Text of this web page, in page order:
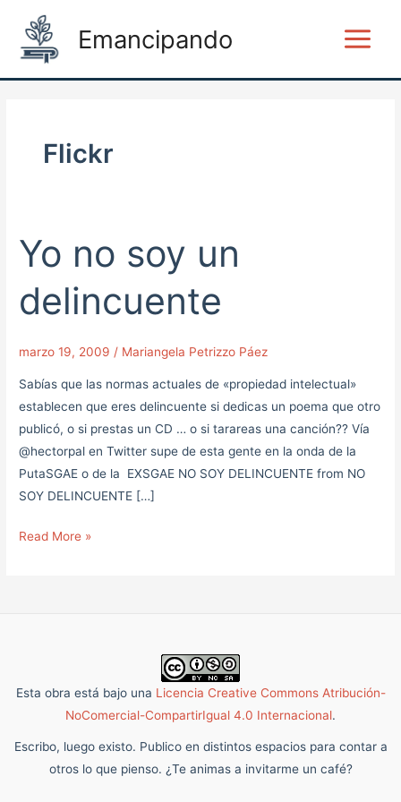
contenido
Emancipando
Menu
Flickr
Yo no soy un
delincuente
marzo 19, 2009 / Mariangela Petrizzo Páez
Sabías que las normas actuales de «propiedad intelectual»
establecen que eres delincuente si dedicas un poema que otro
publicó, o si prestas un CD … o si tarareas una canción?? Vía
@hectorpal en Twitter supe de esta gente en la onda de la
PutaSGAE o de la EXSGAE NO SOY DELINCUENTE from NO
SOY DELINCUENTE […]
Yo
soy
un
Read More »
Esta obra está bajo una Licencia Creative Commons Atribución-
NoComercial-CompartirIgual 4.0 Internacional.
Escribo, luego existo. Publico en distintos espacios para contar a
otros lo que pienso. ¿Te animas a invitarme un café?